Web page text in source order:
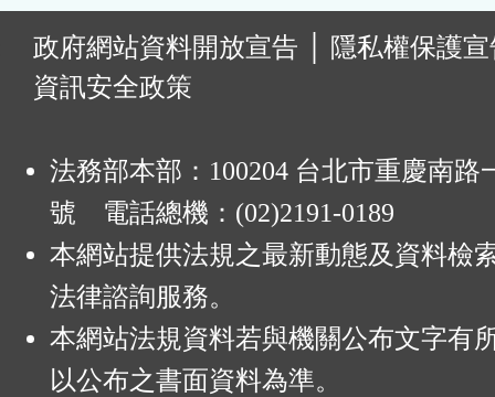
政府網站資料開放宣告
隱私權保護
資訊安全政策
法務部本部：100204 台北市重慶南路
號 電話總機：(02)2191-0189
本網站提供法規之最新動態及資料檢
法律諮詢服務。
本網站法規資料若與機關公布文字有
以公布之書面資料為準。